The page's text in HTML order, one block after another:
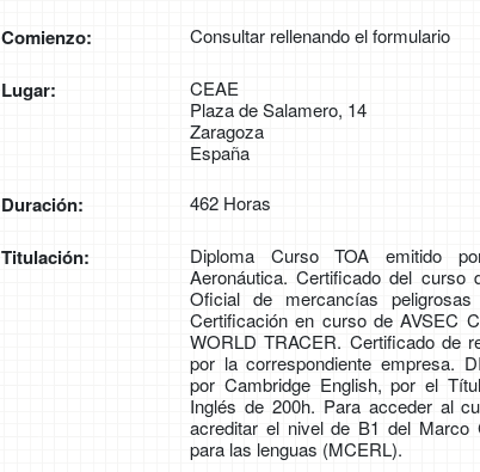
Comienzo: Consultar rellenando el formulario
Lugar:
CEAE
Plaza de Salamero, 14
Zaragoza
España
Duración: 462 Horas
Titulación:
Diploma Curso TOA emitido
Aeronáutica. Certificado del curso
Oficial de mercancías
Certificación en curso de AVSEC
WORLD TRACER. Certificado de
por la correspondiente empresa.
por Cambridge English, por el
Inglés de 200h. Para acceder al
acreditar el nivel de B1 del Marco
para las lenguas (MCERL).